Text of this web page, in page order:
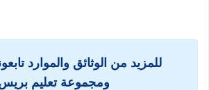
للمزيد من الوثائق والموارد
ومجموعة تعليم